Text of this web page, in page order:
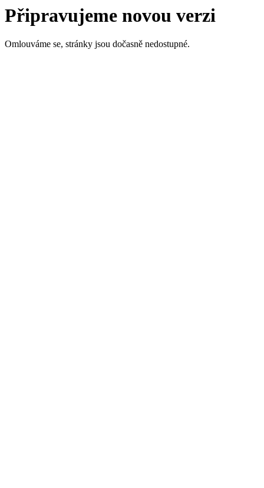
Připravujeme novou verzi
Omlouváme se, stránky jsou dočasně nedostupné.